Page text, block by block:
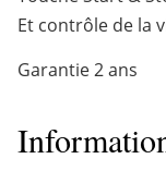
Et contrôle de la
Garantie 2 ans